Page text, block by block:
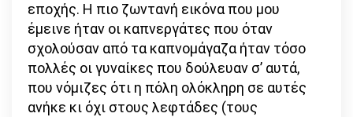
εποχής. Η πιο ζωντανή εικόνα που μου
έμεινε ήταν οι καπνεργάτες που όταν
σχολούσαν από τα καπνομάγαζα ήταν τόσο
πολλές οι γυναίκες που δούλευαν σ’ αυτά,
που νόμιζες ότι η πόλη ολόκληρη σε αυτές
ανήκε κι όχι στους λεφτάδες (τους